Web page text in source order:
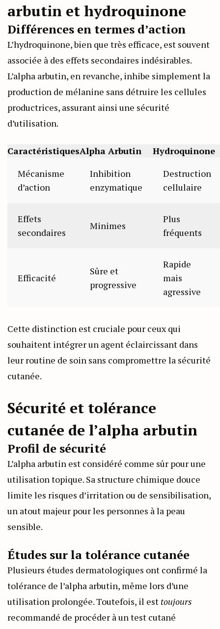
arbutin et hydroquinone
Différences en termes d’action
L’hydroquinone, bien que très efficace, est souvent
associée à des effets secondaires indésirables.
L’alpha arbutin, en revanche, inhibe simplement la
production de mélanine sans détruire les cellules
productrices, assurant ainsi une sécurité
d’utilisation.
CaractéristiquesAlpha Arbutin
Hydroquinone
Mécanisme
d’action
Inhibition
enzymatique
Destruction
cellulaire
Effets
secondaires
Minimes
Plus
fréquents
Efficacité
Sûre et
progressive
Rapide
mais
agressive
Cette distinction est cruciale pour ceux qui
souhaitent intégrer un agent éclaircissant dans
leur routine de soin sans compromettre la sécurité
cutanée.
Sécurité et tolérance
cutanée de l’alpha arbutin
Profil de sécurité
L’alpha arbutin est considéré comme sûr pour une
utilisation topique. Sa structure chimique douce
limite les risques d’irritation ou de sensibilisation,
un atout majeur pour les personnes à la peau
sensible.
Études sur la tolérance cutanée
Plusieurs études dermatologiques ont confirmé la
tolérance de l’alpha arbutin, même lors d’une
utilisation prolongée. Toutefois, il est toujours
recommandé de procéder à un test cutané